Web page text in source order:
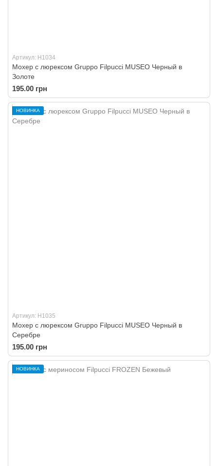
Артикул: H1034
Мохер с люрексом Gruppo Filpucci MUSEO Черный в
Золоте
195.00 грн
НОВИНКА
Артикул: H1035
Мохер с люрексом Gruppo Filpucci MUSEO Черный в
Серебре
195.00 грн
НОВИНКА